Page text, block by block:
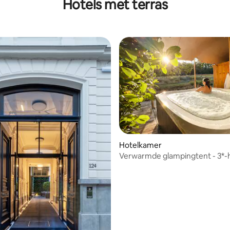
Hotels met terras
Hotelkamer
Verwarmde glampingtent -